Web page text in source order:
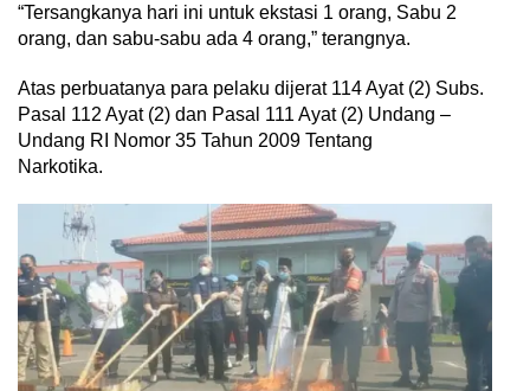
“Tersangkanya hari ini untuk ekstasi 1 orang, Sabu 2
orang, dan sabu-sabu ada 4 orang,” terangnya.
Atas perbuatanya para pelaku dijerat 114 Ayat (2) Subs.
Pasal 112 Ayat (2) dan Pasal 111 Ayat (2) Undang –
Undang RI Nomor 35 Tahun 2009 Tentang
Narkotika.